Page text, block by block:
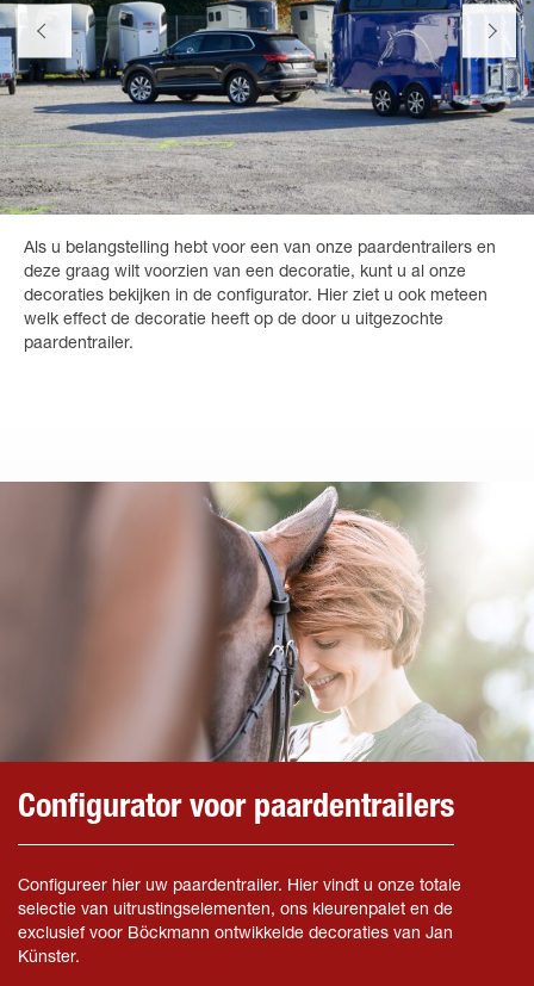
Als u belangstelling hebt voor een van onze paardentrailers en
deze graag wilt voorzien van een decoratie, kunt u al onze
decoraties bekijken in de configurator. Hier ziet u ook meteen
welk effect de decoratie heeft op de door u uitgezochte
paardentrailer.
Configurator voor paardentrailers
Configureer hier uw paardentrailer. Hier vindt u onze totale
selectie van uitrustingselementen, ons kleurenpalet en de
exclusief voor Böckmann ontwikkelde decoraties van Jan
Künster.